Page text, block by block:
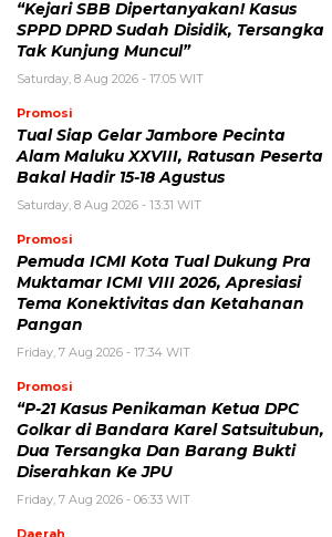
“Kejari SBB Dipertanyakan! Kasus
SPPD DPRD Sudah Disidik, Tersangka
Tak Kunjung Muncul”
Saturday, 8 Aug 2026 - 17:05 WIT
Promosi
Tual Siap Gelar Jambore Pecinta
Alam Maluku XXVIII, Ratusan Peserta
Bakal Hadir 15-18 Agustus
Saturday, 8 Aug 2026 - 13:31 WIT
Promosi
Pemuda ICMI Kota Tual Dukung Pra
Muktamar ICMI VIII 2026, Apresiasi
Tema Konektivitas dan Ketahanan
Pangan
Friday, 7 Aug 2026 - 17:34 WIT
Promosi
“P-21 Kasus Penikaman Ketua DPC
Golkar di Bandara Karel Satsuitubun,
Dua Tersangka Dan Barang Bukti
Diserahkan Ke JPU
Friday, 7 Aug 2026 - 06:33 WIT